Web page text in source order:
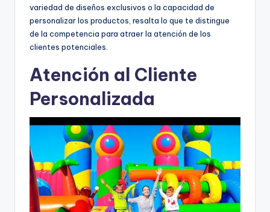
variedad de diseños exclusivos o la capacidad de
personalizar los productos, resalta lo que te distingue
de la competencia para atraer la atención de los
clientes potenciales.
Atención al Cliente
Personalizada